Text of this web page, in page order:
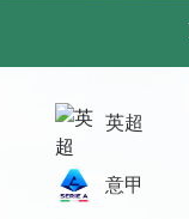
英超
意甲